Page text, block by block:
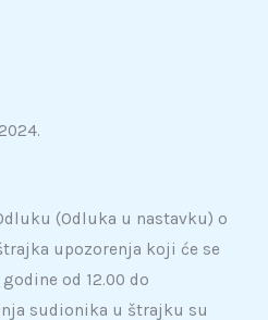
(Odluka u nastavku) o
upozorenja koji će se
od 12.00 do
sudionika u štrajku su